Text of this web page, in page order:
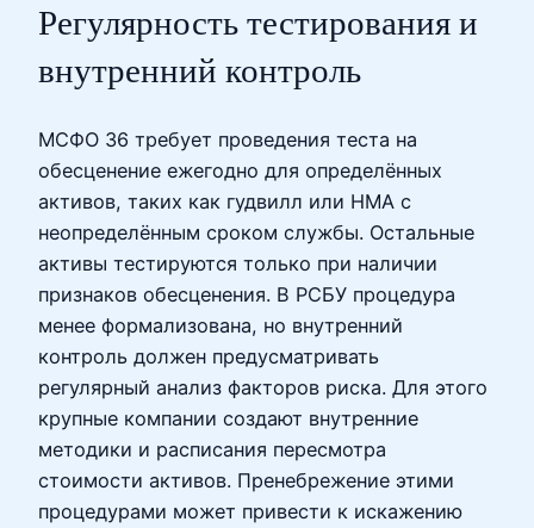
Регулярность тестирования и
внутренний контроль
МСФО 36 требует проведения теста на
обесценение ежегодно для определённых
активов, таких как гудвилл или НМА с
неопределённым сроком службы. Остальные
активы тестируются только при наличии
признаков обесценения. В РСБУ процедура
менее формализована, но внутренний
контроль должен предусматривать
регулярный анализ факторов риска. Для этого
крупные компании создают внутренние
методики и расписания пересмотра
стоимости активов. Пренебрежение этими
процедурами может привести к искажению